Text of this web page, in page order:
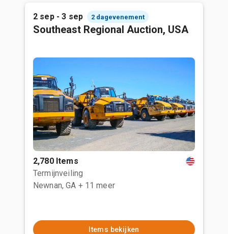
2 sep - 3 sep 2 dagevenement
Southeast Regional Auction, USA
2,780 Items
Termijnveiling
Newnan, GA + 11 meer
Items bekijken